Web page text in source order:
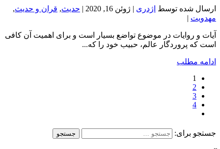
ارسال شده توسط اژدری | ژوئن 16, 2020 | حدیث, قران و حدیث,
مهدویت |
آیات و روایات در موضوع تواضع بسیار است و برای اهمیت آن کافی
است که پروردگار عالم، حبیب خود را که...
ادامه مطلب
1
2
3
4
جستجو برای: